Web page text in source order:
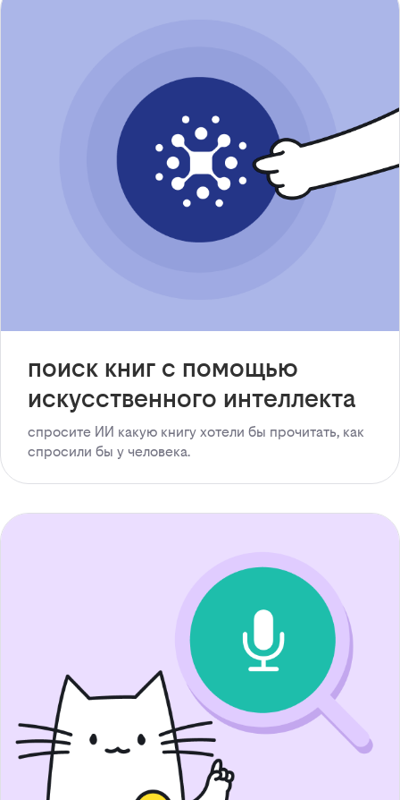
поиск книг с помощью
искусственного интеллекта
спросите ИИ какую книгу хотели бы прочитать, как
спросили бы у человека.